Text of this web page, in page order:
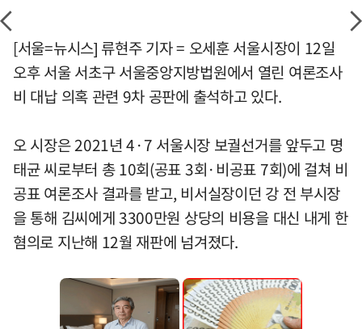
[서울=뉴시스] 류현주 기자 = 오세훈 서울시장이 12일
오후 서울 서초구 서울중앙지방법원에서 열린 여론조사
비 대납 의혹 관련 9차 공판에 출석하고 있다.
오 시장은 2021년 4·7 서울시장 보궐선거를 앞두고 명
태균 씨로부터 총 10회(공표 3회·비공표 7회)에 걸쳐 비
공표 여론조사 결과를 받고, 비서실장이던 강 전 부시장
을 통해 김씨에게 3300만원 상당의 비용을 대신 내게 한
혐의로 지난해 12월 재판에 넘겨졌다.